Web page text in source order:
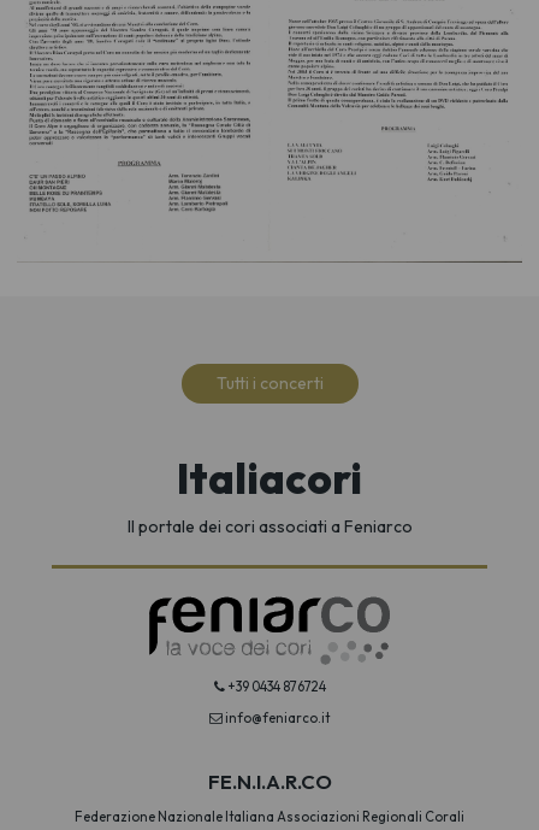
Tutti i concerti
Italiacori
Il portale dei cori associati a Feniarco
+39 0434 876724
info@feniarco.it
FE.N.I.A.R.CO
Federazione Nazionale Italiana Associazioni Regionali Corali